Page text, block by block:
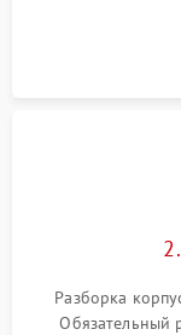
включение,
матрицы и
Разборка
Обязательный